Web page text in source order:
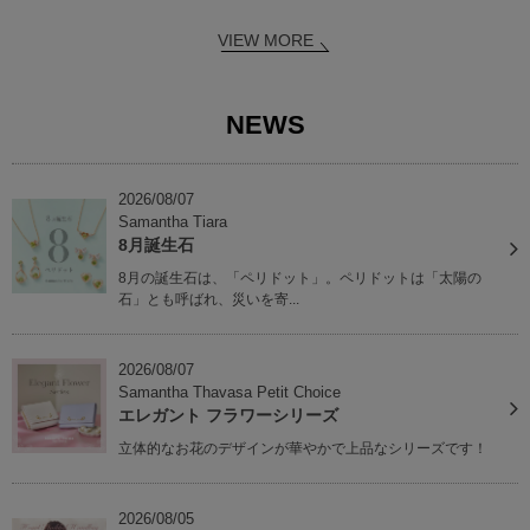
VIEW MORE
NEWS
2026/08/07
Samantha Tiara
8月誕生石
8月の誕生石は、「ペリドット」。ペリドットは「太陽の
石」とも呼ばれ、災いを寄...
2026/08/07
Samantha Thavasa Petit Choice
エレガント フラワーシリーズ
立体的なお花のデザインが華やかで上品なシリーズです！
2026/08/05